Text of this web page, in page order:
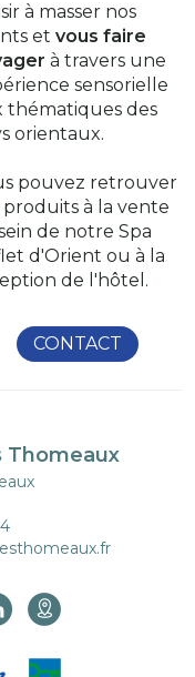
à masser nos
etvous faire
à travers une
sensorielle
thématiques des
orientaux.
pouvez retrouver
produits à la vente
de notre Spa
d'Orient ou à la
de l'hôtel.
CONTACT
Thomeaux